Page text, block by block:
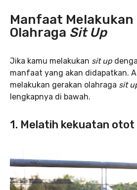
Manfaat Melakukan
Olahraga Sit Up
Jika kamu melakukan sit up
manfaat yang akan didapatkan.
melakukan gerakan olahraga sit
lengkapnya di bawah.
1. Melatih kekuatan otot